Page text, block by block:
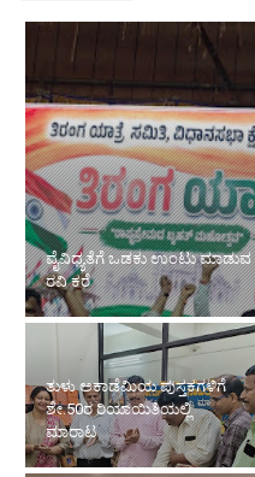
ವೈವಿಧ್ಯತೆಗೆ ಒಡಕು ಉಂಟು
ರವಿ ಕರೆ
ತುಳು ಅಕಾಡೆಮಿಯ ಪುಸ್ತಕಗಳಿಗೆ
ಶೇ.50ರ ರಿಯಾಯಿತಿಯಲ್ಲಿ
ಮಾರಾಟ